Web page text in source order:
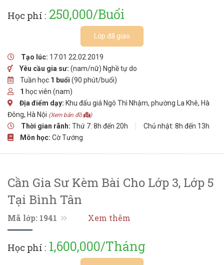
Học phí : 250,000/Buổi
Lớp đã giao
Tạo lúc: 17:01 22.02.2019
Yêu cầu gia sư: (nam/nữ) Nghề tự do
Tuần học 1 buổi (90 phút/buổi)
1 học viên (nam)
Địa điểm dạy: Khu đấu giá Ngô Thì Nhậm, phường La Khê, Hà
Đông, Hà Nội (Xem bản đồ )
Thời gian rãnh: Thứ 7: 8h đến 20h
Chủ nhật: 8h đến 13h
Môn học: Cờ Tướng
Cần Gia Sư Kèm Bài Cho Lớp 3, Lớp 5
Tại Bình Tân
Mã lớp: 1941 Xem thêm
Học phí : 1,600,000/Tháng